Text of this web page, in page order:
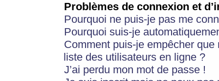
Problèmes de connexion et
Pourquoi ne puis-je pas me
Pourquoi suis-je
Comment puis-je empêcher
liste des utilisateurs en ligne ?
J’ai perdu mon mot de passe !